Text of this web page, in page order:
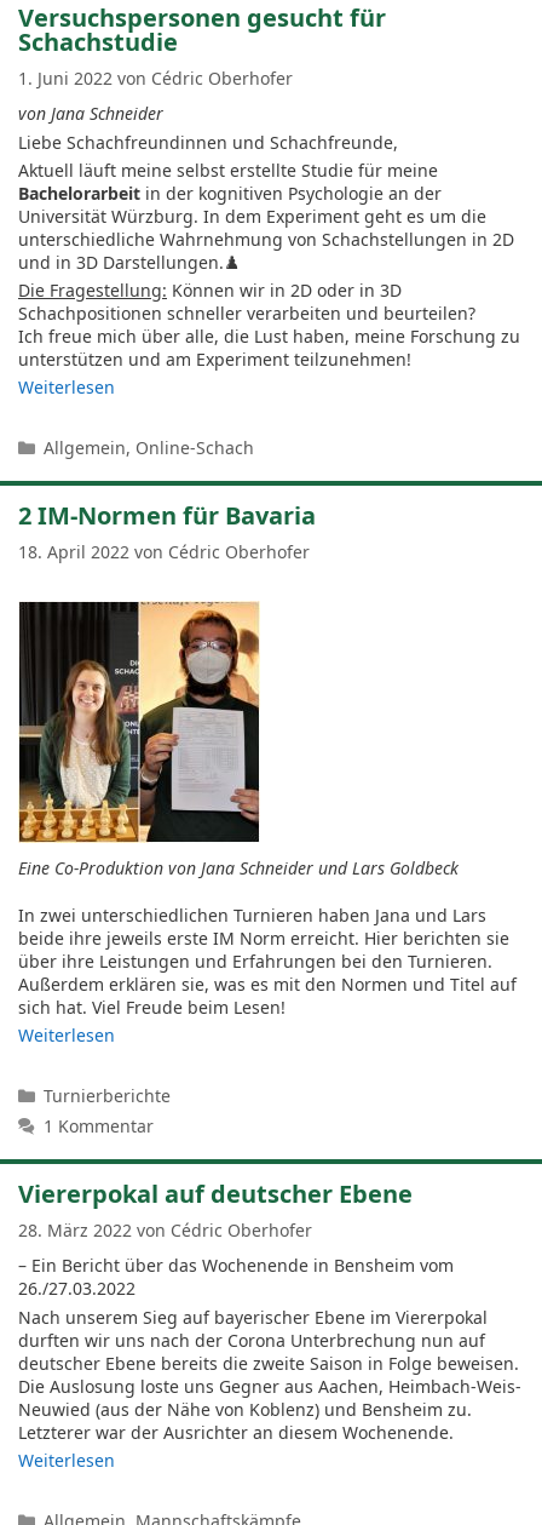
Versuchspersonen gesucht für
Schachstudie
1. Juni 2022 von Cédric Oberhofer
von Jana Schneider
Liebe Schachfreundinnen und Schachfreunde,
Aktuell läuft meine selbst erstellte Studie für meine
Bachelorarbeit in der kognitiven Psychologie an der
Universität Würzburg. In dem Experiment geht es um die
unterschiedliche Wahrnehmung von Schachstellungen in 2D
und in 3D Darstellungen.♟️
Die Fragestellung: Können wir in 2D oder in 3D
Schachpositionen schneller verarbeiten und beurteilen?
Ich freue mich über alle, die Lust haben, meine Forschung zu
unterstützen und am Experiment teilzunehmen!
Weiterlesen
Kategorien
Allgemein, Online-Schach
2 IM-Normen für Bavaria
18. April 2022 von Cédric Oberhofer
Eine Co-Produktion von Jana Schneider und Lars Goldbeck
In zwei unterschiedlichen Turnieren haben Jana und Lars
beide ihre jeweils erste IM Norm erreicht. Hier berichten sie
über ihre Leistungen und Erfahrungen bei den Turnieren.
Außerdem erklären sie, was es mit den Normen und Titel auf
sich hat. Viel Freude beim Lesen!
Weiterlesen
Kategorien
Turnierberichte
1 Kommentar
Viererpokal auf deutscher Ebene
28. März 2022 von Cédric Oberhofer
– Ein Bericht über das Wochenende in Bensheim vom
26./27.03.2022
Nach unserem Sieg auf bayerischer Ebene im Viererpokal
durften wir uns nach der Corona Unterbrechung nun auf
deutscher Ebene bereits die zweite Saison in Folge beweisen.
Die Auslosung loste uns Gegner aus Aachen, Heimbach-Weis-
Neuwied (aus der Nähe von Koblenz) und Bensheim zu.
Letzterer war der Ausrichter an diesem Wochenende.
Weiterlesen
Kategorien
Allgemein Mannschaftskämpfe